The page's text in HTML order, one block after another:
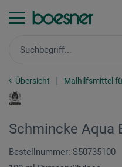
Übersicht Malhilfsmittel
Schmincke Aqua
Bestellnummer: S50735100